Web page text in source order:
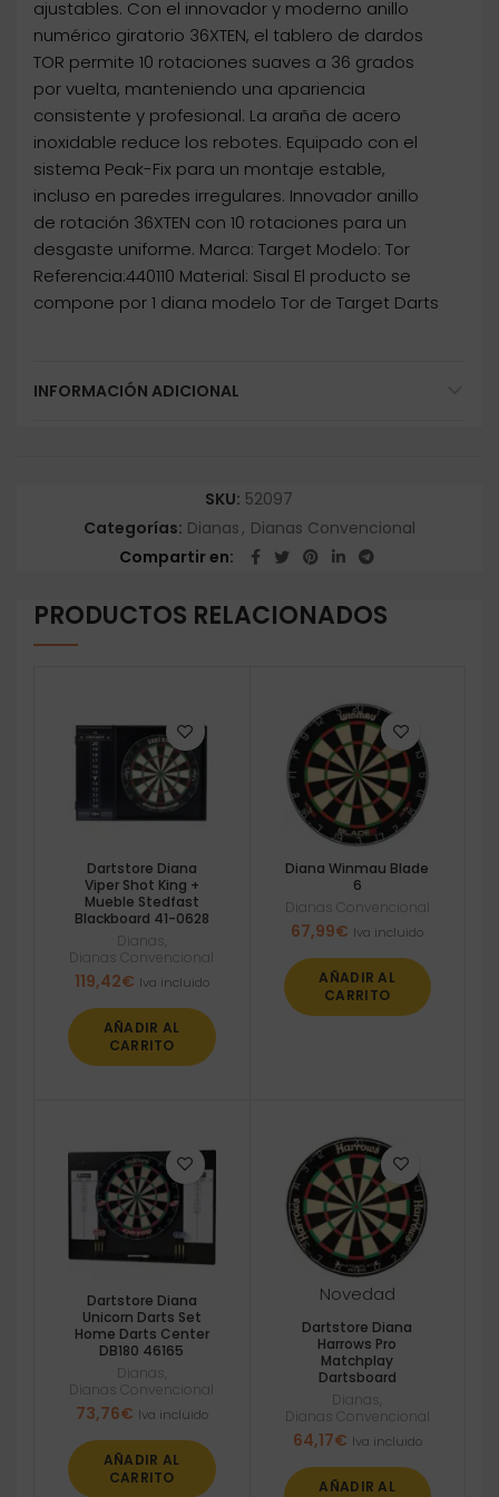
ajustables. Con el innovador y moderno anillo
numérico giratorio 36XTEN, el tablero de dardos
TOR permite 10 rotaciones suaves a 36 grados
por vuelta, manteniendo una apariencia
consistente y profesional. La araña de acero
inoxidable reduce los rebotes. Equipado con el
sistema Peak-Fix para un montaje estable,
incluso en paredes irregulares. Innovador anillo
de rotación 36XTEN con 10 rotaciones para un
desgaste uniforme. Marca: Target Modelo: Tor
Referencia:440110 Material: Sisal El producto se
compone por 1 diana modelo Tor de Target Darts
INFORMACIÓN ADICIONAL
SKU: 52097
Categorías: Dianas, Dianas Convencional
Compartir en
PRODUCTOS RELACIONADOS
Dartstore Diana
Viper Shot King +
Mueble Stedfast
Blackboard 41-0628
Dianas
Dianas Convencional
119,42€ Iva incluido
AÑADIR AL
CARRITO
Diana Winmau Blade
6
Dianas Convencional
67,99€ Iva incluido
AÑADIR AL
CARRITO
Dartstore Diana
Unicorn Darts Set
Home Darts Center
DB180 46165
Dianas
Dianas Convencional
73,76€ Iva incluido
AÑADIR AL
CARRITO
Novedad
Dartstore Diana
Harrows Pro
Matchplay
Dartsboard
Dianas
Dianas Convencional
64,17€ Iva incluido
AÑADIR AL